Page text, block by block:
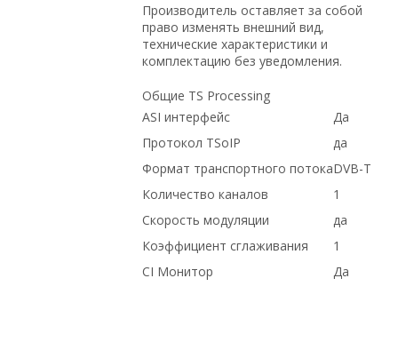
Производитель оставляет за собой
право изменять внешний вид,
технические характеристики и
комплектацию без уведомления.
Общие TS Processing
ASI интерфейс
Да
Протокол TSoIP
да
Формат транспортного потокаDVB-T
Количество каналов
1
Скорость модуляции
да
Коэффициент сглаживания
1
CI Монитор
Да